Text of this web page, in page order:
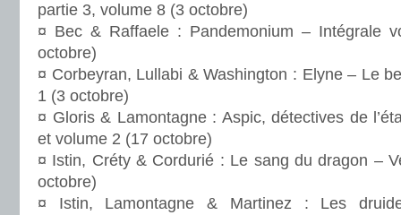
partie 3, volume 8 (3 octobre)
¤ Bec & Raffaele : Pandemonium – Intégrale
octobre)
¤ Corbeyran, Lullabi & Washington : Elyne – Le
1 (3 octobre)
¤ Gloris & Lamontagne : Aspic, détectives de
et volume 2 (17 octobre)
¤ Istin, Créty & Cordurié : Le sang du dragon –
octobre)
¤ Istin, Lamontagne & Martinez : Les